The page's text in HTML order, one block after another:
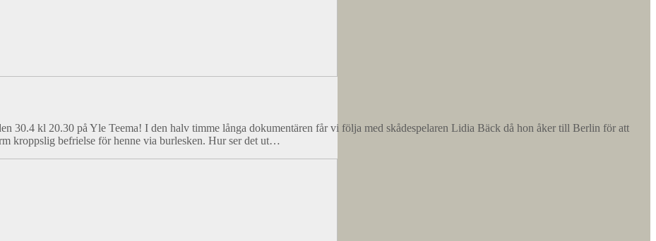
30.4 kl 20.30 på Yle Teema! I den halv timme långa dokumentären får vi följa med skådespelaren Lidia Bäck då hon åker till Berlin för att
kroppslig befrielse för henne via burlesken. Hur ser det ut…